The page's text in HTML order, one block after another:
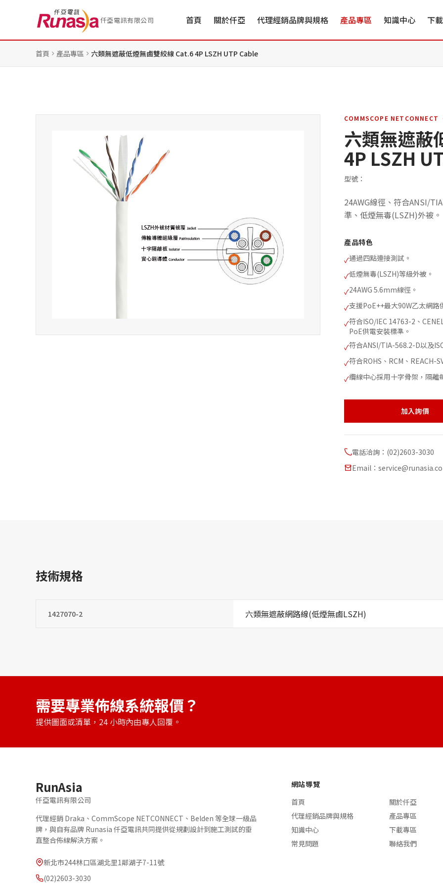
仟亞電訊有限公司 首頁 關於仟亞 代理經銷品牌與規格 產品專區 知識中心 下
首頁 產品專區 六類無遮蔽低煙無鹵雙絞線 Cat.6 4P LSZH UTP Cable
COMMSCOPE NETCONNECT
六類無遮蔽
4P LSZH
型號：
24AWG線徑、符合ANSI/
準、低煙無毒(LSZH)外被。
產品特色
✓通過四點連接測試。
✓低煙無毒(LSZH)等級外被。
✓24AWG 5.6mm線徑。
✓支援PoE++最大90W乙太網路
✓符合ISO/IEC 14763-2、
PoE供電安裝標準。
✓符合ANSI/TIA-568.2-D以及
✓符合ROHS、RCM、REACH-
✓纜線中心採用十字骨架，隔離
加入詢價
電話洽詢：(02)2603-3030
Email：
技術規格
1427070-2 六類無遮蔽網路線(低煙無鹵LSZH)
需要專業佈線系統報價？
提供圖面或清單，24 小時內由專人回覆。
RunAsia
仟亞電訊有限公司
代理經銷 Draka、CommScope NETCONNECT、Belden 等全球一級品
牌，與自有品牌 Runasia 仟亞電訊共同提供從規劃設計到施工測試的垂
直整合佈線解決方案。
新北市244林口區湖北里1鄰湖子7-11號
(02)2603-3030
網站導覽
首頁
關於仟亞
代理經銷品牌與規格
產品專區
知識中心
下載專區
常見問題
聯絡我們